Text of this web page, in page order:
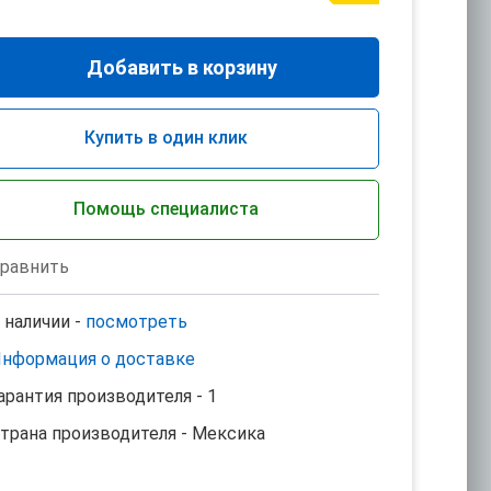
Добавить в корзину
Купить в один клик
Помощь специалиста
наличии - посмотреть
о доставке
производителя - 1
производителя - Мексика